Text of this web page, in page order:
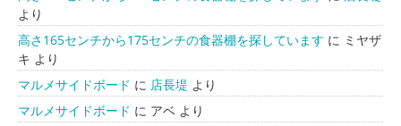
より
高さ165センチから175センチの食器棚を探しています に ミヤザ
キ より
マルメサイドボード に 店長堤 より
マルメサイドボード に アベ より